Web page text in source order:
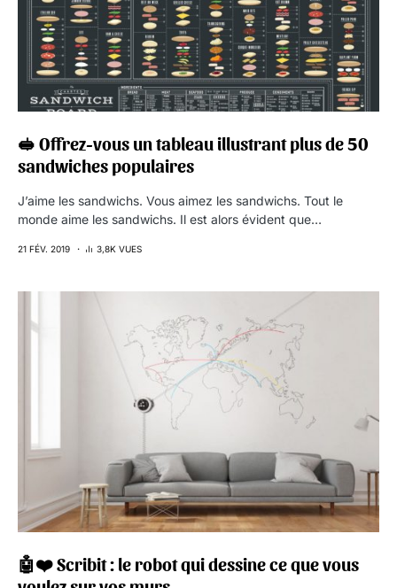
🥪 Offrez-vous un tableau illustrant plus de 50
sandwiches populaires
J’aime les sandwichs. Vous aimez les sandwichs. Tout le
monde aime les sandwichs. Il est alors évident que…
21 FÉV. 2019 3,8K VUES
🤖❤️ Scribit : le robot qui dessine ce que vous